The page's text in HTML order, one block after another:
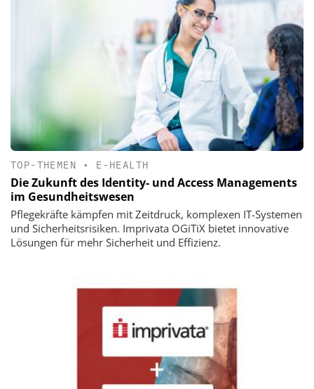
TOP-THEMEN • E-HEALTH
Die Zukunft des Identity- und Access Managements
im Gesundheitswesen
Pflegekräfte kämpfen mit Zeitdruck, komplexen IT-Systemen
und Sicherheitsrisiken. Imprivata OGiTiX bietet innovative
Lösungen für mehr Sicherheit und Effizienz.